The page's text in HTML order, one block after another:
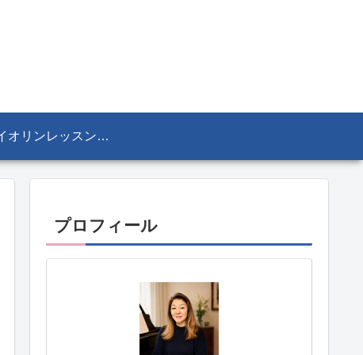
ヴァイオリンレッスン／リザ・マリア Lisa-Maria SEKINE
プロフィール